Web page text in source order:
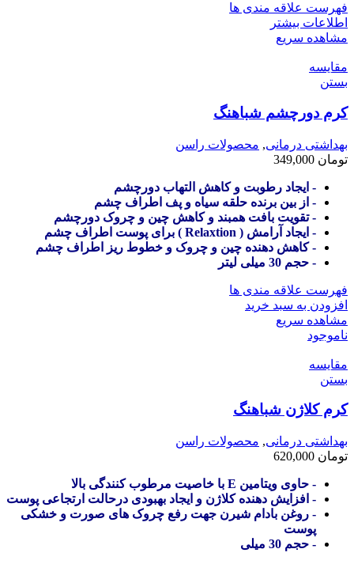
فهرست علاقه مندی ها
اطلاعات بیشتر
مشاهده سریع
مقایسه
بستن
کرم دورچشم شباهنگ
بهداشتی درمانی, محصولات راسن
تومان
- ایجاد رطوبت و کاهش التهاب دورچشم
- از بین برنده حلقه سیاه و پف اطراف چشم
- تقویت بافت همبند و کاهش چین و چروک دورچشم
- ایجاد آرامش ( Relaxtion ) برای پوست اطراف چشم
- کاهش دهنده چین و چروک و خطوط ریز اطراف چشم
- حجم 30 میلی لیتر
فهرست علاقه مندی ها
افزودن به سبد خرید
مشاهده سریع
ناموجود
مقایسه
بستن
کرم کلاژن شباهنگ
بهداشتی درمانی, محصولات راسن
تومان
- حاوی ویتامین E با خاصیت مرطوب کنندگی بالا
- افزایش دهنده کلاژن و ایجاد بهبودی درحالت ارتجاعی پوست
- روغن بادام شیرن جهت رفع چروک های صورت و خشکی
پوست
- حجم 30 میلی